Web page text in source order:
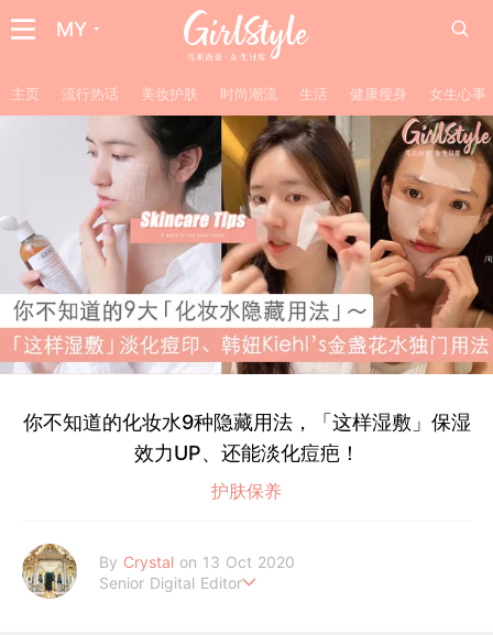
MY
主页 流行热话 美妆护肤 时尚潮流 生活 健康瘦身 女生心事
你不知道的化妆水9种隐藏用法，「这样湿敷」保湿
效力UP、还能淡化痘疤！
护肤保养
By Crystal on 13 Oct 2020
Senior Digital Editor